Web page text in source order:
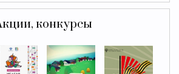
конкурсы